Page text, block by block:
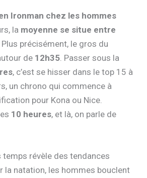
Ironman chez les hommes
la moyenne se situe entre
. Plus précisément, le gros du
de 12h35 . Passer sous la
, c’est se hisser dans le top 15 à
un chrono qui commence à
pour Kona ou Nice.
10 heures, et là, on parle de
révèle des tendances
la natation, les hommes bouclent